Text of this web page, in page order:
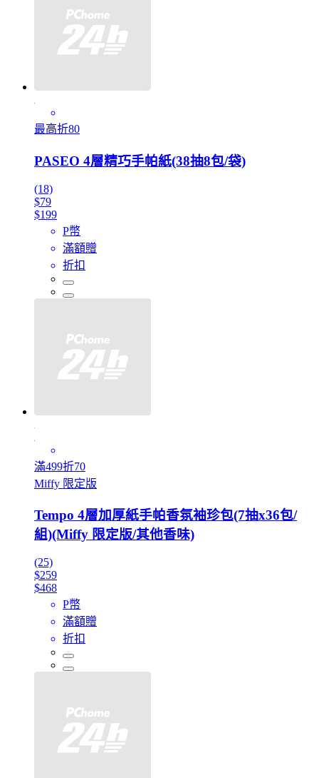
最高折80
PASEO 4層精巧手帕紙(38抽8包/袋)
(18)
$79
$199
P幣
滿額贈
折扣
滿499折70
Miffy 限定版
Tempo 4層加厚紙手帕香氛袖珍包(7抽x36包/
組)(Miffy 限定版/其他香味)
(25)
$259
$468
P幣
滿額贈
折扣